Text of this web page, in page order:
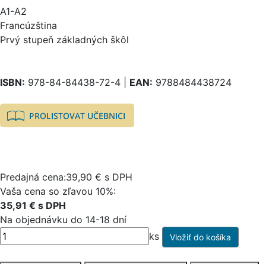
A1-A2
Francúzština
Prvý stupeň základných škôl
ISBN: 978-84-84438-72-4 | EAN: 9788484438724
Predajná cena:39,90 € s DPH
Vaša cena so zľavou 10%:
35,91 € s DPH
Na objednávku do 14-18 dní
ks